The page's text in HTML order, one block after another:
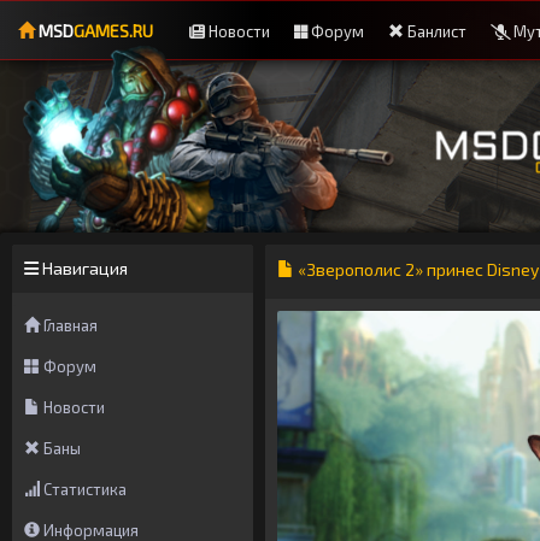
MSDGAMES.RU Новости Форум Банлист
Навигация
Главная
Форум
Новости
Баны
Статистика
Информация
«Зверополис 2» принес